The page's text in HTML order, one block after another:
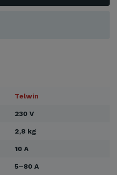
Telwin
230 V
2,8 kg
10 A
5–80 A